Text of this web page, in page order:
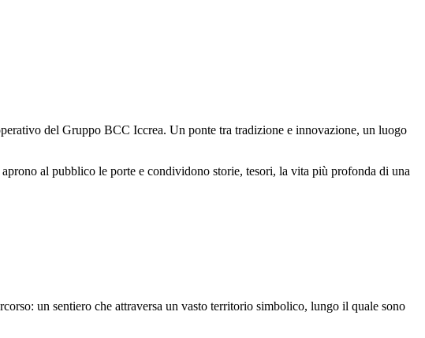
del Gruppo BCC Iccrea. Un ponte tra tradizione e innovazione, un luogo
al pubblico le porte e condividono storie, tesori, la vita più profonda di una
un sentiero che attraversa un vasto territorio simbolico, lungo il quale sono